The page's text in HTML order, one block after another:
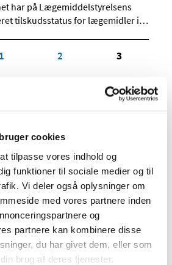
cookies
tilpasse vores indhold og
funktioner til sociale medier og til
Vi deler også oplysninger om
med vores partnere inden
og
partnere kan kombinere disse
du har givet dem, eller som
brug af deres tjenester.
har på Lægemiddelstyrelsens
tilskudsstatus for lægemidler i…
1 2 3